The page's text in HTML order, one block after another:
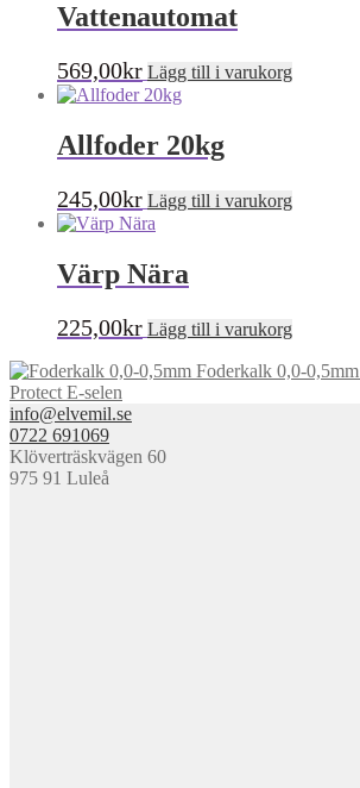
Vattenautomat
569,00kr Lägg till i varukorg
Allfoder 20kg
245,00kr Lägg till i varukorg
Värp Nära
225,00kr Lägg till i varukorg
Foderkalk 0,0-0,5mm
Protect E-selen
info@elvemil.se
0722 691069
Klöverträskvägen 60
975 91 Luleå